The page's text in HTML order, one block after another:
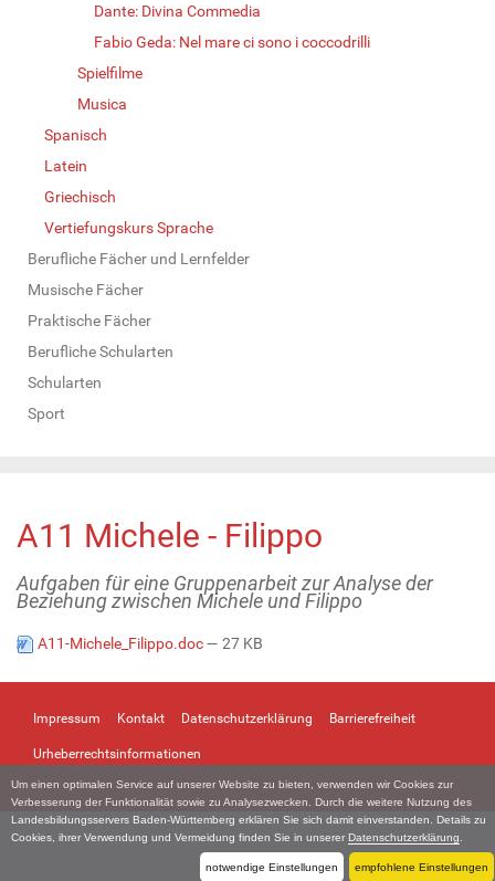
Um einen optimalen Service auf unserer Website zu bieten, verwenden wir Cookies zur
Verbesserung der Funktionalität sowie zu Analysezwecken. Durch die weitere Nutzung des
Landesbildungsservers Baden-Württemberg erklären Sie sich damit einverstanden. Details zu
Cookies, ihrer Verwendung und Vermeidung finden Sie in unserer Datenschutzerklärung
notwendige Einstellungen empfohlene Einstellungen
Dante: Divina Commedia
Fabio Geda: Nel mare ci sono i coccodrilli
Spielfilme
Musica
Spanisch
Latein
Griechisch
Vertiefungskurs Sprache
Berufliche Fächer und Lernfelder
Musische Fächer
Praktische Fächer
Berufliche Schularten
Schularten
Sport
A11 Michele - Filippo
Aufgaben für eine Gruppenarbeit zur Analyse der
Beziehung zwischen Michele und Filippo
A11-Michele_Filippo.doc— 27 KB
Impressum Kontakt Datenschutzerklärung Barrierefreiheit
Urheberrechtsinformationen